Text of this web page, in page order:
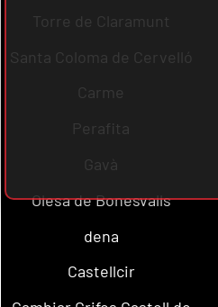
Torre de Claramunt
Santa Coloma de Cervelló
Carme
Perafita
Gavà
Olesa de Bonesvalls
dena
Castellcir